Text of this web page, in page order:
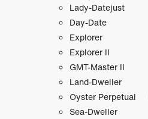
Lady-Datejust
Day-Date
Explorer
Explorer II
GMT-Master II
Land-Dweller
Oyster Perpetual
Sea-Dweller